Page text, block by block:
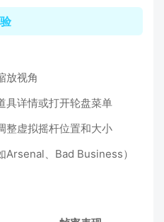
放视角
具详情或打开轮盘菜单
整虚拟摇杆位置和大小
Arsenal、Bad Business）